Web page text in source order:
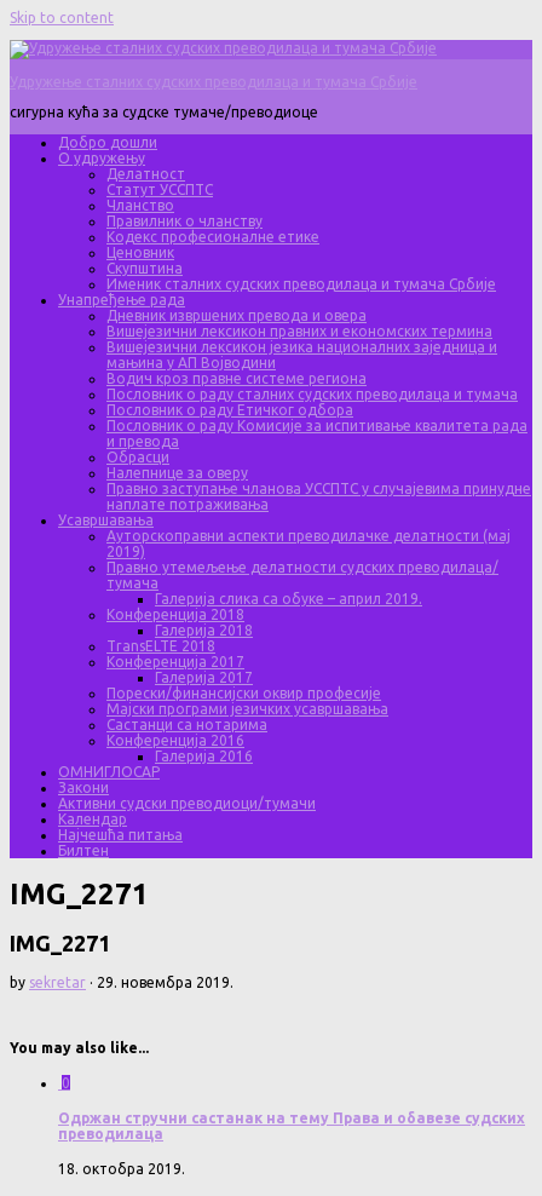
Skip to content
Удружење сталних судских преводилаца и тумача Србије
сигурна кућа за судске тумаче/преводиоце
Добро дошли
О удружењу
Делатност
Статут УССПТС
Чланство
Правилник о чланству
Кодекс професионалне етике
Ценовник
Скупштина
Именик сталних судских преводилаца и тумача Србије
Унапређење рада
Дневник извршених превода и овера
Вишејезични лексикон правних и економских термина
Вишејезични лексикон језика националних заједница и
мањина у АП Војводини
Водич кроз правне системе региона
Пословник о раду сталних судских преводилаца и тумача
Пословник о раду Етичког одбора
Пословник о раду Комисије за испитивање квалитета рада
и превода
Обрасци
Налепнице за оверу
Правно заступање чланова УССПТС у случајевима принудне
наплате потраживања
Усавршавања
Ауторскоправни аспекти преводилачке делатности (мај
2019)
Правно утемељење делатности судских преводилаца/
тумача
Галерија слика са обуке – април 2019.
Конференција 2018
Галерија 2018
TransELTE 2018
Конференција 2017
Галерија 2017
Порески/финансијски оквир професије
Мајски програми језичких усавршавања
Састанци са нотарима
Конференција 2016
Галерија 2016
ОМНИГЛОСАР
Закони
Активни судски преводиоци/тумачи
Календар
Најчешћа питања
Билтен
IMG_2271
IMG_2271
by sekretar · 29. новембра 2019.
You may also like...
0
Одржан стручни састанак на тему Права и обавезе судских
преводилаца
18. октобра 2019.